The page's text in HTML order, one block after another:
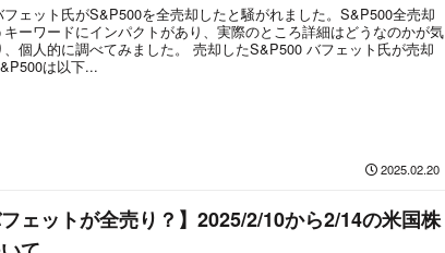
フェット氏がS&P500を全売却したと騒がれました。S&P500全売却
キーワードにインパクトがあり、実際のところ詳細はどうなのかが気
、個人的に調べてみました。 売却したS&P500 バフェット氏が売却
は以下...
2025.02.20
ェットが全売り？】2025/2/10から2/14の米国株